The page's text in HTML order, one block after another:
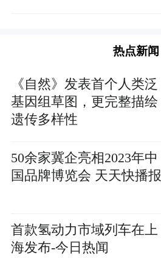
热点新闻
《自然》发表首个人类泛
基因组草图，更完整描绘
遗传多样性
50余家冀企亮相2023年中
国品牌博览会 天天快播报
首款氢动力市域列车在上
海发布-今日热闻